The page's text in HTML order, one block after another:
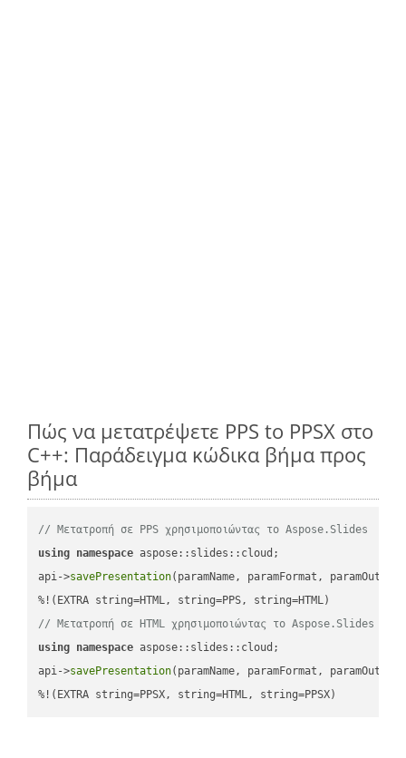
Πώς να μετατρέψετε PPS to PPSX στο
C++: Παράδειγμα κώδικα βήμα προς
βήμα
// Μετατροπή σε PPS χρησιμοποιώντας το Aspose.Slides
using namespace aspose::slides::cloud;
api->savePresentation(paramName, paramFormat,
// Μετατροπή σε HTML χρησιμοποιώντας το Aspose.Slides
using namespace aspose::slides::cloud;
api->savePresentation(paramName, paramFormat,
%!(EXTRA string=PPSX, string=HTML, string=PPSX)